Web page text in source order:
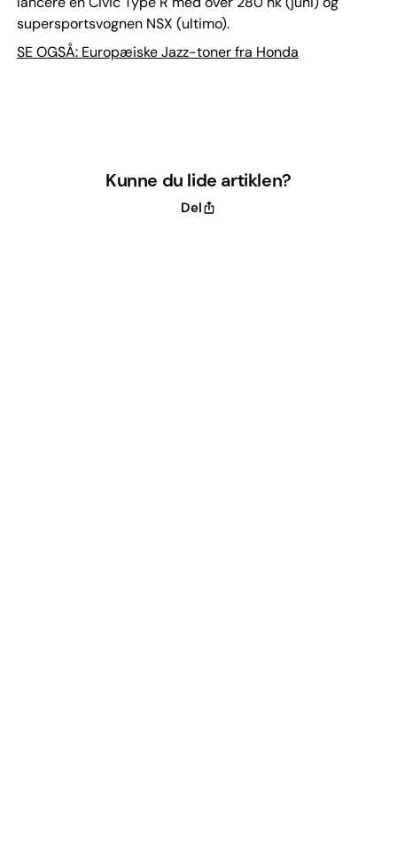
supersportsvognen NSX (ultimo).
SE OGSÅ: Europæiske Jazz-toner fra Honda
Kunne du lide artiklen?
Del